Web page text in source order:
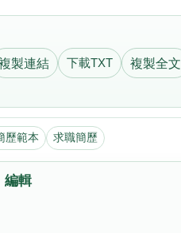
製連結 下載TXT 複製全文
歷範本 求職簡歷
編輯